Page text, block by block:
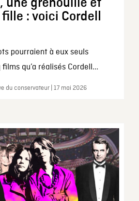
une grenouille et
: voici Cordell
pourraient à eux seuls
qu’a réalisés Cordell...
du conservateur | 17 mai 2026